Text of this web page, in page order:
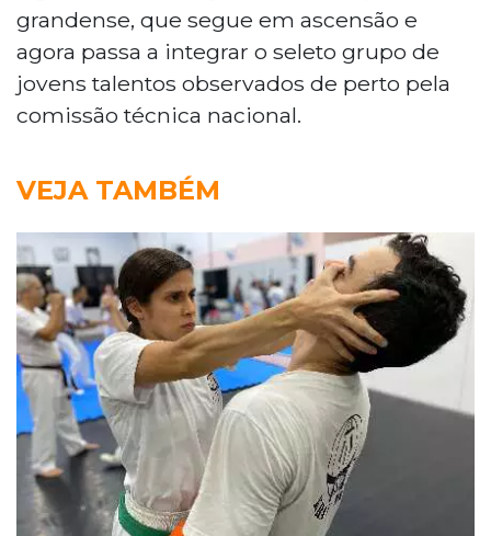
grandense, que segue em ascensão e
agora passa a integrar o seleto grupo de
jovens talentos observados de perto pela
comissão técnica nacional.
VEJA TAMBÉM